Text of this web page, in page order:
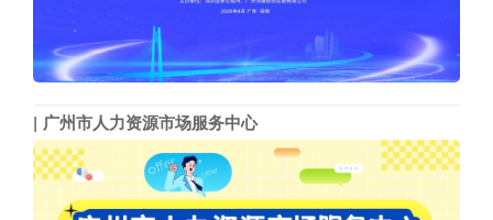
广州市人力资源市场服务中心